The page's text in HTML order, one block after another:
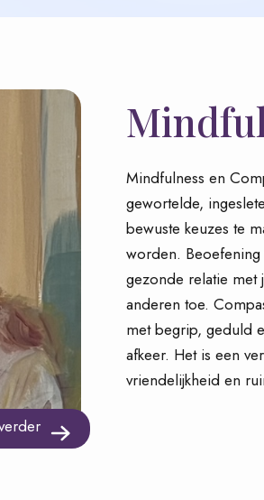
Mindfulness en
gewortelde,
bewuste keuzes te
worden.
gezonde relatie met
anderen toe.
met begrip, geduld
afkeer. Het is een
vriendelijkheid en